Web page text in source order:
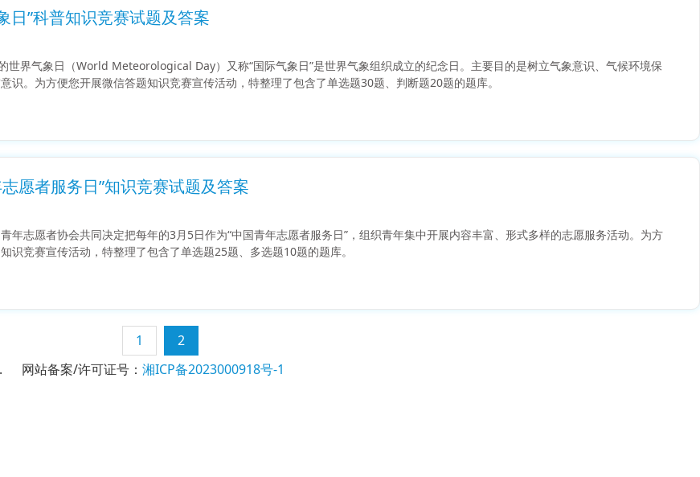
日”科普知识竞赛试题及答案
世界气象日（World Meteorological Day）又称“国际气象日”是世界气象组织成立的纪念日。主要目的是树立气象意识、气候环境保
识。为方便您开展微信答题知识竞赛宣传活动，特整理了包含了单选题30题、判断题20题的题库。
愿者服务日”知识竞赛试题及答案
年志愿者协会共同决定把每年的3月5日作为“中国青年志愿者服务日”，组织青年集中开展内容丰富、形式多样的志愿服务活动。为方
识竞赛宣传活动，特整理了包含了单选题25题、多选题10题的题库。
1
2
网站备案/许可证号： 湘ICP备2023000918号-1